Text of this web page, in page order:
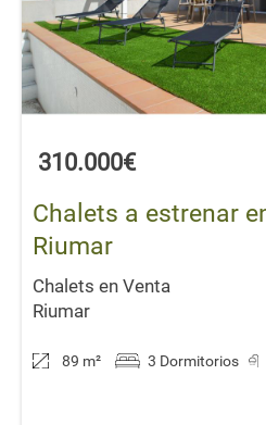
310.000€
Chalets a estrenar
Riumar
Chalets en Venta
Riumar
89 m² 3 Dormitorios